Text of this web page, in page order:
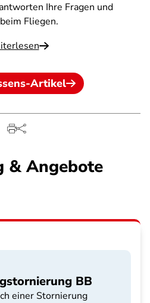
Ihre Fragen und
Fliegen.
Artikel
& Angebote
BB
einer Stornierung